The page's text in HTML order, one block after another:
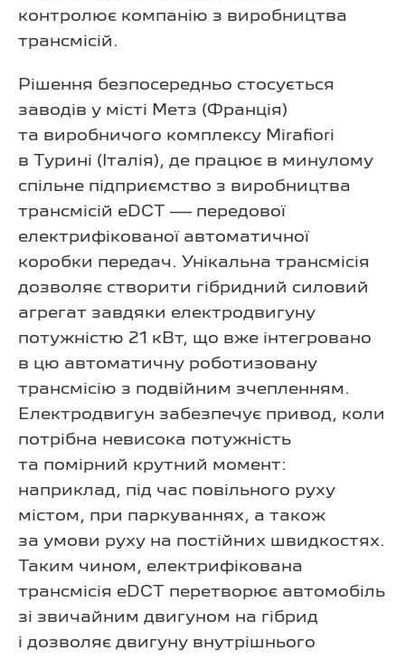
контролює компанію з виробництва
трансмісій.
Рішення безпосередньо стосується
заводів у місті Метз (Франція)
та виробничого комплексу Mirafiori
в Турині (Італія), де працює в минулому
спільне підприємство з виробництва
трансмісій eDCT — передової
електрифікованої автоматичної
коробки передач. Унікальна трансмісія
дозволяє створити гібридний силовий
агрегат завдяки електродвигуну
потужністю 21 кВт, що вже інтегровано
в цю автоматичну роботизовану
трансмісію з подвійним зчепленням.
Електродвигун забезпечує привод, коли
потрібна невисока потужність
та помірний крутний момент:
наприклад, під час повільного руху
містом, при паркуваннях, а також
за умови руху на постійних швидкостях.
Таким чином, електрифікована
трансмісія eDCT перетворює автомобіль
зі звичайним двигуном на гібрид
і дозволяє двигуну внутрішнього